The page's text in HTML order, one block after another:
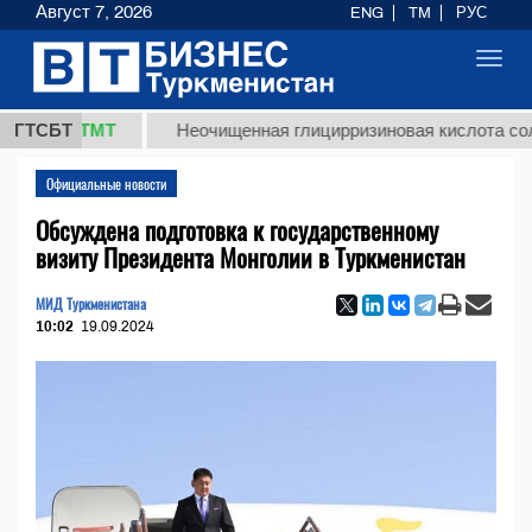
ГТСБТ
ТМТ Неочищенная глицирризиновая кислота
Официальные новости
Обсуждена подготовка к государственному
визиту Президента Монголии в Туркменистан
МИД Туркменистана
10:02 19.09.2024
Август 7, 2026 ENG TM РУС